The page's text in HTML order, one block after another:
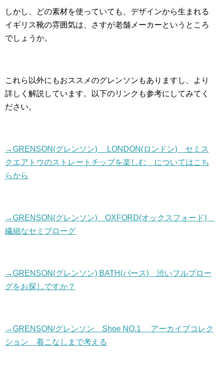
しかし、どの素材を使っていても、デザインから生まれる
イギリス靴の雰囲気は、さすが老舗メーカーというところ
でしょうか。
これら以外にもおススメのグレンソンもありますし、より
詳しく解説しています。以下のリンクも参考にしてみてく
ださい。
→GRENSON(グレンソン) LONDON(ロンドン) セミス
クエアトウのストレートチップを楽しむ についてはこち
らから
→GRENSON(グレンソン) OXFORD(オックスフォード)
繊細なセミブローグ
→GRENSON(グレンソン) BATH(バース) 渋いフルブロー
グをお探しですか？
→GRENSON/グレンソン Shoe NO.1 アーカイブコレク
ション 着こなしまで考える